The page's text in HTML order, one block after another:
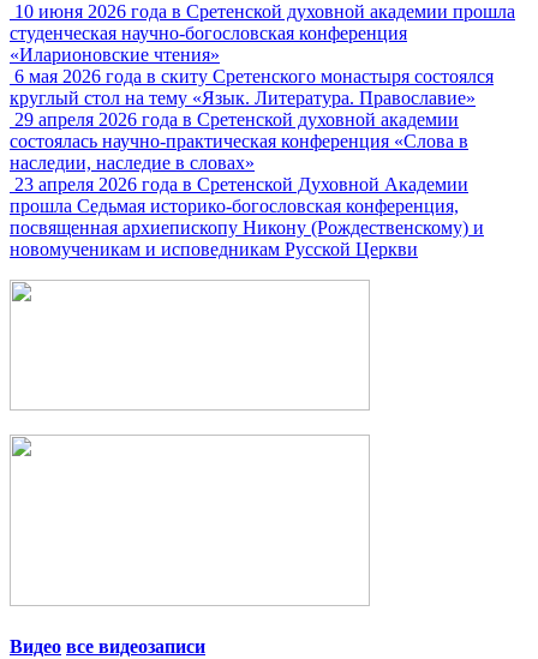
10 июня 2026 года в Сретенской духовной академии прошла
студенческая научно-богословская конференция
«Иларионовские чтения»
6 мая 2026 года в скиту Сретенского монастыря состоялся
круглый стол на тему «Язык. Литература. Православие»
29 апреля 2026 года в Сретенской духовной академии
состоялась научно-практическая конференция «Слова в
наследии, наследие в словах»
23 апреля 2026 года в Сретенской Духовной Академии
прошла Седьмая историко-богословская конференция,
посвященная архиепископу Никону (Рождественскому) и
новомученикам и исповедникам Русской Церкви
Видео все видеозаписи